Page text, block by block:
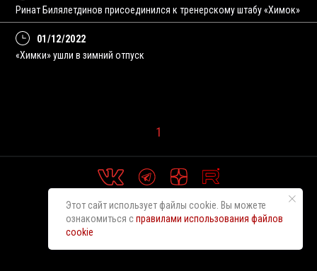
Ринат Билялетдинов присоединился к тренерскому штабу «Химок»
01/12/2022
«Химки» ушли в зимний отпуск
1
Этот сайт использует файлы cookie. Вы можете
ознакомиться справилами использования файлов
cookie